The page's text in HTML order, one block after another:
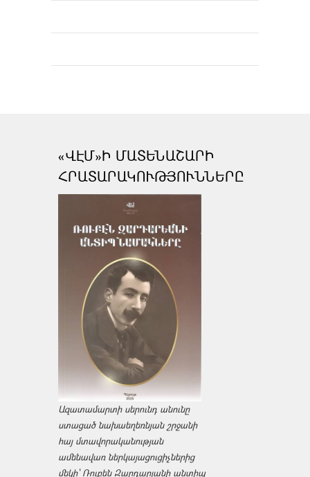
«ՎԷՄ»Ի ՄԱՏԵՆԱՇԱՐԻ
ՀՐԱՏԱՐԱԿՈՒԹՅՈՒՆՆԵՐԸ
Ազատամարտի սերունդ անունը
ստացած նախաեղեռնյան շրջանի
հայ մտավորականության
ամենավառ ներկայացուցիչներից
մեկի՝ Ռուբեն Զարդարյանի անտիպ